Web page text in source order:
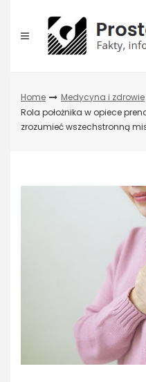
content
Home
Medycyna i zdrowie
Rola położnika w opiece
zrozumieć wszechstronną